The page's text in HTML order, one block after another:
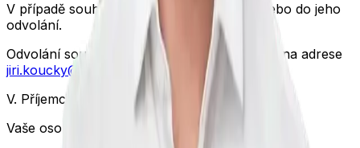
V případě souhlasu po dobu nejdéle
nebo do jeho
odvolání.
Odvolání souhlasu můžete provést e-mailem na adrese
jiri.koucky@kwcz.cz
V. Příjemci osobních údajů
Vaše osobní údaje mohou být zpřístupněny: